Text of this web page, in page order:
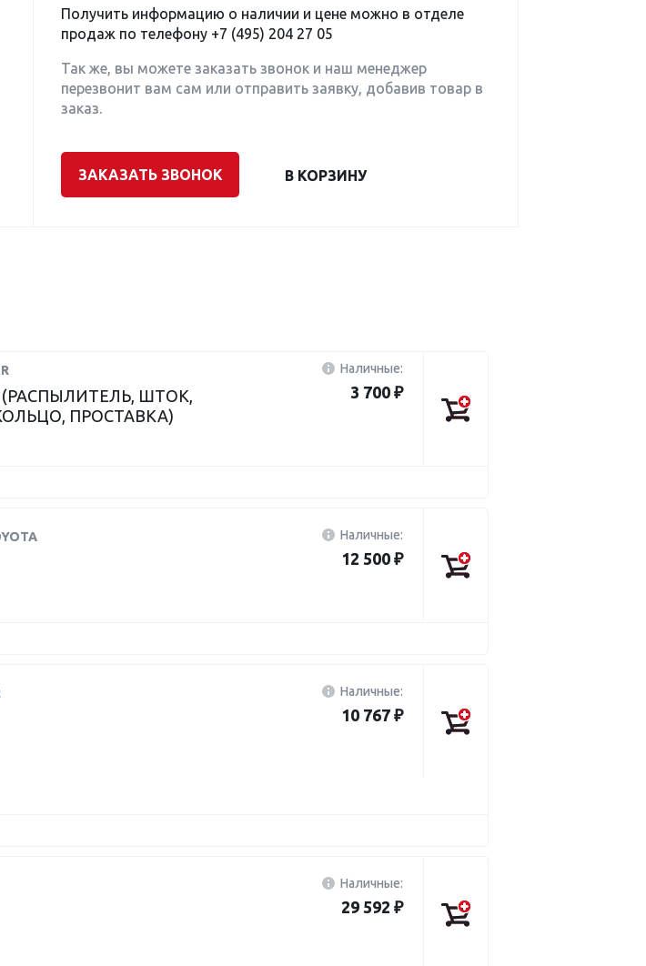
Получить информацию о наличии и цене можно в отделе
продаж по телефону +7 (495) 204 27 05
Так же, вы можете заказать звонок и наш менеджер
перезвонит вам сам или отправить заявку, добавив товар в
заказ.
ЗАКАЗАТЬ ЗВОНОК В КОРЗИНУ
ШТОК,
ПРОСТАВКА)
Наличные:
3 700 ₽
Наличные:
12 500 ₽
Наличные:
10 767 ₽
Наличные:
29 592 ₽